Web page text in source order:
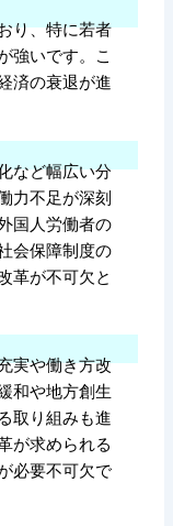
り、特に若者
強いです。こ
済の衰退が進
など幅広い分
力不足が深刻
国人労働者の
会保障制度の
革が不可欠と
実や働き方改
和や地方創生
取り組みも進
が求められる
必要不可欠で